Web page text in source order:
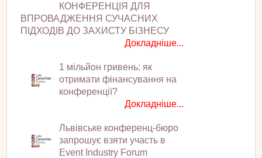
КОНФЕРЕНЦІЯ ДЛЯ
ВПРОВАДЖЕННЯ СУЧАСНИХ
ПІДХОДІВ ДО ЗАХИСТУ БІЗНЕСУ
Докладніше...
1 мільйон гривень: як
отримати фінансування на
конференції?
Докладніше...
Львівське конференц-бюро
запрошує взяти участь в
Event Industry Forum